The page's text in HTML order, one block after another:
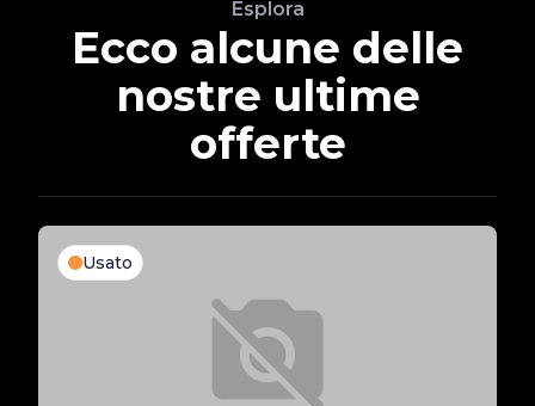
Esplora
Ecco alcune delle
nostre ultime
offerte
Usato